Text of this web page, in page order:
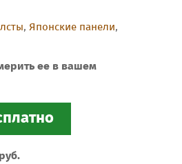
, Японские панели,
ее в вашем